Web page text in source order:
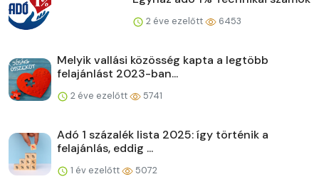
2 éve ezelőtt 6453
Melyik vallási közösség kapta a legtöbb
felajánlást 2023-ban...
2 éve ezelőtt 5741
Adó 1 százalék lista 2025: így történik a
felajánlás, eddig ...
1 év ezelőtt 5072